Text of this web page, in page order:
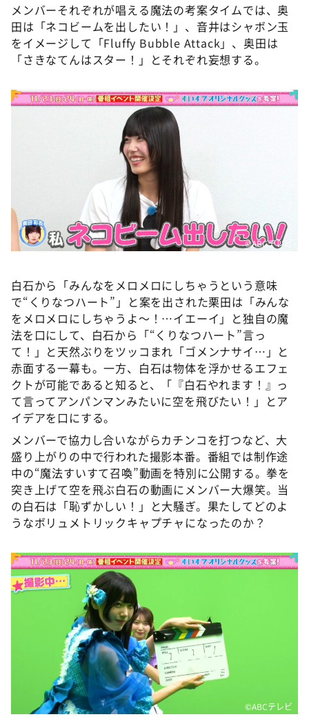
メンバーそれぞれが唱える魔法の考案タイムでは、奥
田は「ネコビームを出したい！」、音井はシャボン玉
をイメージして「Fluffy Bubble Attack」、奥田は
「さきなてんはスター！」とそれぞれ妄想する。
©ABCテレビ
白石から「みんなをメロメロにしちゃうという意味
で“くりなつハート”」と案を出された栗田は「みんな
をメロメロにしちゃうよ～！…イエーイ」と独自の魔
法を口にして、白石から「“くりなつハート”言っ
て！」と天然ぶりをツッコまれ「ゴメンナサイ…」と
赤面する一幕も。一方、白石は物体を浮かせるエフェ
クトが可能であると知ると、「『白石やれます！』っ
て言ってアンパンマンみたいに空を飛びたい！」とア
イデアを口にする。
メンバーで協力し合いながらカチンコを打つなど、大
盛り上がりの中で行われた撮影本番。番組では制作途
中の“魔法すいすて召喚”動画を特別に公開する。拳を
突き上げて空を飛ぶ白石の動画にメンバー大爆笑。当
の白石は「恥ずかしい！」と大騒ぎ。果たしてどのよ
うなボリュメトリックキャプチャになったのか？
©ABCテレビ